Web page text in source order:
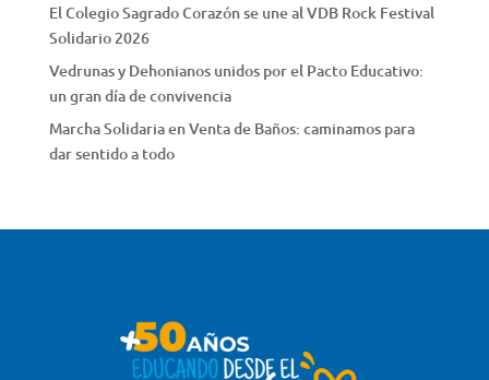
El Colegio Sagrado Corazón se une al VDB Rock Festival
Solidario 2026
Vedrunas y Dehonianos unidos por el Pacto Educativo:
un gran día de convivencia
Marcha Solidaria en Venta de Baños: caminamos para
dar sentido a todo